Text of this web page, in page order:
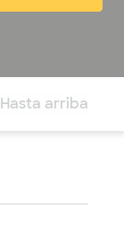
Hasta arriba